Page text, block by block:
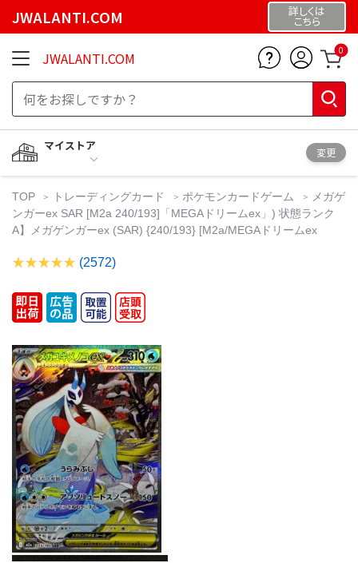
JWALANTI.COM 詳しくは
こちら
JWALANTI.COM 0
マイストア
変更
TOP トレーディングカード ポケモンカードゲーム
メガゲ
ンガーex SAR [M2a 240/193]「MEGAドリームex」) 状態ランク
A】メガゲンガーex (SAR) {240/193} [M2a/MEGAドリームex
(2572)